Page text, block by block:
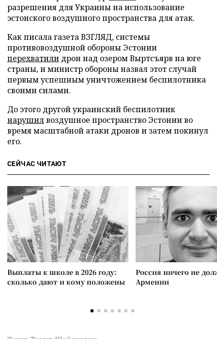
разрешения для Украины на использование
эстонского воздушного пространства для атак.
Как писала газета ВЗГЛЯД, системы
противовоздушной обороны Эстонии
перехватили дрон над озером Выртсъярв на юге
страны, и министр обороны назвал этот случай
первым успешным уничтожением беспилотника
своими силами.
До этого другой украинский беспилотник
нарушилвоздушное пространство Эстонии во
время масштабной атаки дронов и затем покинул
его.
СЕЙЧАС ЧИТАЮТ
Выплаты к школе в 2026 году:
сколько дают и кому положены
Россия ничего не
Армении